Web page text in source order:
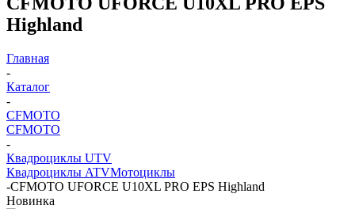
Highland
Главная
-
Каталог
-
CFMOTO
CFMOTO
-
Квадроциклы UTV
Квадроциклы ATVМотоциклы
-CFMOTO UFORCE U10XL PRO EPS Highland
Новинка